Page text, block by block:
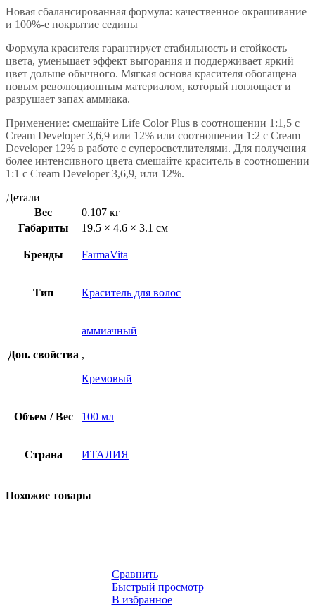
Новая сбалансированная формула: качественное окрашивание
и 100%-е покрытие седины
Формула красителя гарантирует стабильность и стойкость
цвета, уменьшает эффект выгорания и поддерживает яркий
цвет дольше обычного. Мягкая основа красителя обогащена
новым революционным материалом, который поглощает и
разрушает запах аммиака.
Применение: смешайте Life Color Plus в соотношении 1:1,5 с
Cream Developer 3,6,9 или 12% или соотношении 1:2 с Cream
Developer 12% в работе с суперосветлителями. Для получения
более интенсивного цвета смешайте краситель в соотношении
1:1 с Cream Developer 3,6,9, или 12%.
Детали
Вес
0.107 кг
Габариты
19.5 × 4.6 × 3.1 см
Бренды FarmaVita
Тип Краситель для волос
Доп. свойства
аммиачный
,
Кремовый
Объем / Вес 100 мл
Страна ИТАЛИЯ
Похожие товары
Сравнить
Быстрый просмотр
В избранное